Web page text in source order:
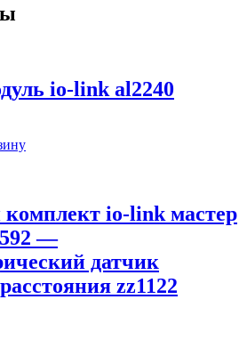
io-link al2240
io-link мастер
—
датчик
zz1122